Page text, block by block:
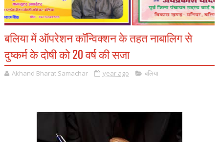
बलिया में ऑपरेशन कॉन्विक्शन के तहत नाबालिग से
दुष्कर्म के दोषी को 20 वर्ष की सजा
Akhand Bharat Samachar year ago बलिया